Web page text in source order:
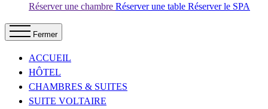
Réserver une chambre Réserver une table Réserver le SPA
Fermer
ACCUEIL
HÔTEL
CHAMBRES & SUITES
SUITE VOLTAIRE